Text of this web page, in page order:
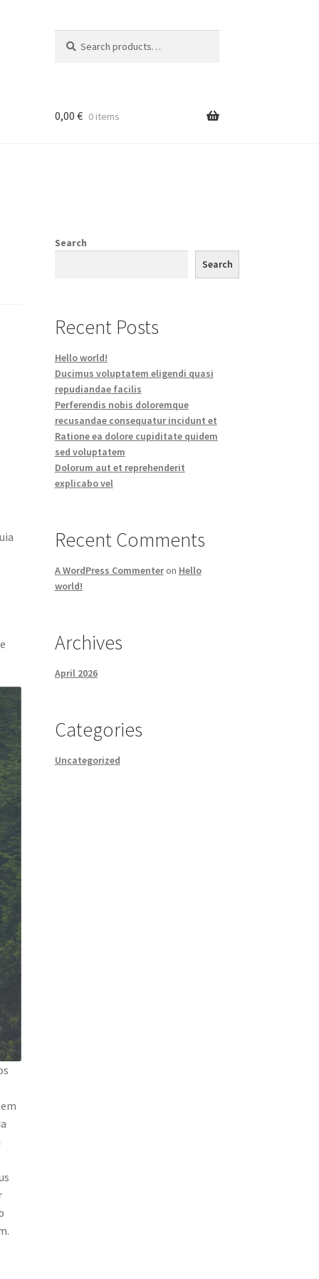
for:
0,00 € 0 items
Search
Search
Recent Posts
Hello world!
Ducimus voluptatem eligendi quasi
repudiandae facilis
Perferendis nobis doloremque
recusandae consequatur incidunt et
Ratione ea dolore cupiditate quidem
sed voluptatem
Dolorum aut et reprehenderit
explicabo vel
Recent Comments
A WordPress Commenteron Hello
world!
Archives
April 2026
Categories
Uncategorized